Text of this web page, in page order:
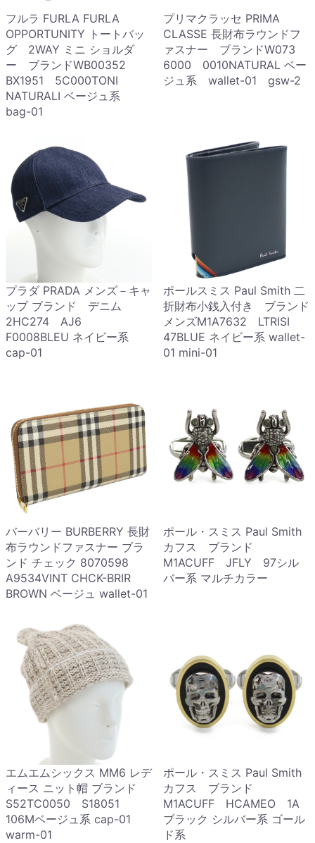
フルラ FURLA FURLA
OPPORTUNITY トートバッ
グ 2WAY ミニ ショルダ
ー ブランドWB00352
BX1951 5C000TONI
NATURALI ベージュ系
bag-01
プリマクラッセ PRIMA
CLASSE 長財布ラウンドフ
ァスナー ブランドW073
6000 0010NATURAL ベー
ジュ系 wallet-01 gsw-2
プラダ PRADA メンズ－キャ
ップ ブランド デニム
2HC274 AJ6
F0008BLEU ネイビー系
cap-01
ポールスミス Paul Smith 二
折財布小銭入付き ブランド
メンズM1A7632 LTRISI
47BLUE ネイビー系 wallet-
01 mini-01
バーバリー BURBERRY 長財
布ラウンドファスナー ブラ
ンド チェック 8070598
A9534VINT CHCK-BRIR
BROWN ベージュ wallet-01
ポール・スミス Paul Smith
カフス ブランド
M1ACUFF JFLY 97シル
バー系 マルチカラー
エムエムシックス MM6 レデ
ィース ニット帽 ブランド
S52TC0050 S18051
106Mベージュ系 cap-01
warm-01
ポール・スミス Paul Smith
カフス ブランド
M1ACUFF HCAMEO 1A
ブラック シルバー系 ゴール
ド系